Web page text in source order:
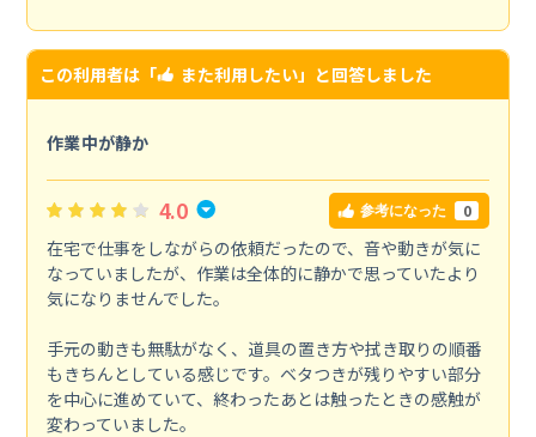
この利用者は「 また利用したい」と回答しました
作業中が静か
4.0 参考になった 0
在宅で仕事をしながらの依頼だったので、音や動きが気に
なっていましたが、作業は全体的に静かで思っていたより
気になりませんでした。
手元の動きも無駄がなく、道具の置き方や拭き取りの順番
もきちんとしている感じです。ベタつきが残りやすい部分
を中心に進めていて、終わったあとは触ったときの感触が
変わっていました。